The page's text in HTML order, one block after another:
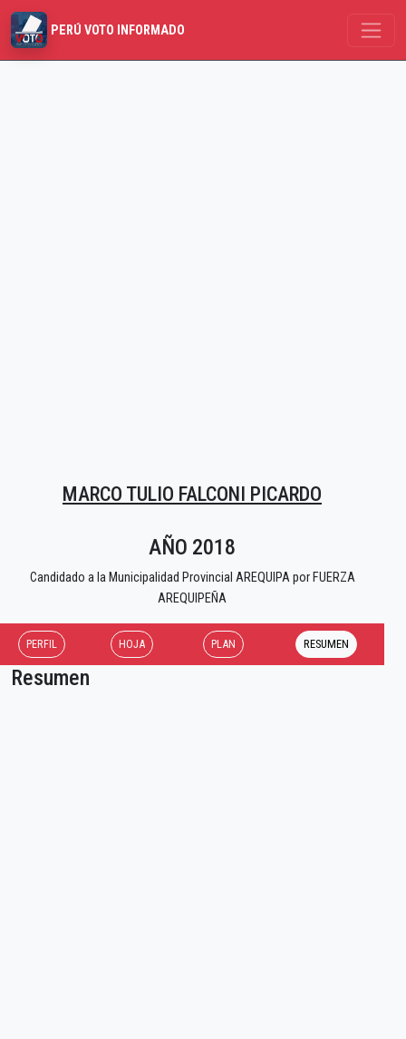
PERÚ VOTO INFORMADO
MARCO TULIO FALCONI PICARDO
AÑO 2018
Candidado a la Municipalidad Provincial AREQUIPA por FUERZA
AREQUIPEÑA
PERFIL HOJA PLAN RESUMEN
Resumen